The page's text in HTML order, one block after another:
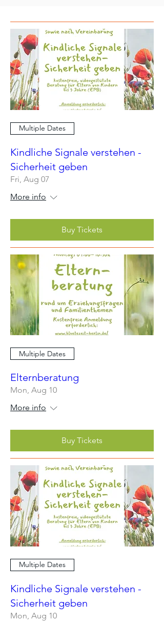
Multiple Dates
Kindliche Signale verstehen -
Sicherheit geben
Fri, Aug 07
More info
Buy Tickets
Multiple Dates
Elternberatung
Mon, Aug 10
More info
Buy Tickets
Multiple Dates
Kindliche Signale verstehen -
Sicherheit geben
Mon, Aug 10